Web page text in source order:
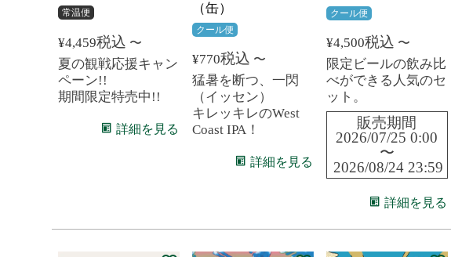
常温便
¥4,459税込 〜
夏の観戦応援キャン
ペーン!!
期間限定特売中!!
詳細を見る
（缶）
クール便
¥770税込 〜
猛暑を断つ、一閃
（イッセン）
キレッキレのWest
Coast IPA！
詳細を見る
クール便
¥4,500税込 〜
限定ビールの飲み比
べができる人気のセ
ット。
販売期間
2026/07/25 0:00
〜
2026/08/24 23:59
詳細を見る